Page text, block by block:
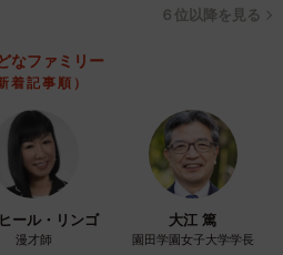
すが、実際、Shioriさんはこれ
スキルを身に付けたそう。「錆
プを受講すればいいわけではな
ため自らの“波動”を上げる努力
の方法も初級クラスでしっかり
を聞いているうちに、「もしか
６位以降を見る
なファミリー
着記事順）
ール・リンゴ
漫才師
大江 篤
園田学園女子大学学長